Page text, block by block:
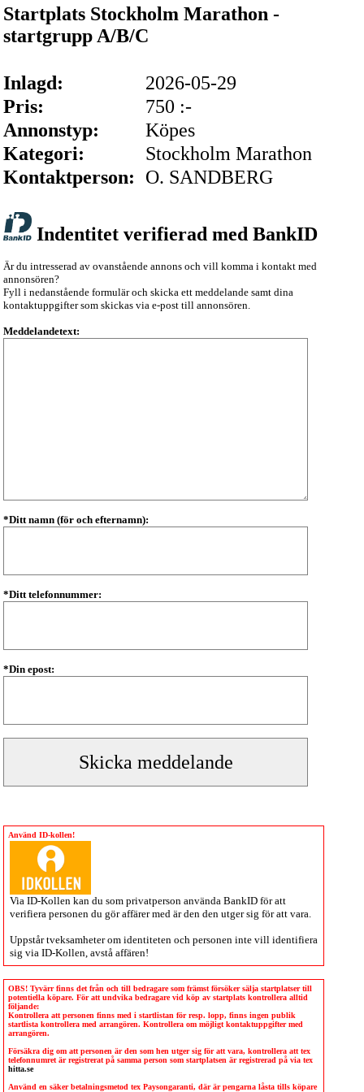
Startplats Stockholm Marathon -
startgrupp A/B/C
Inlagd:
2026-05-29
Pris:
750 :-
Annonstyp:
Köpes
Kategori:
Stockholm Marathon
Kontaktperson:
O. SANDBERG
Indentitet verifierad med BankID
Är du intresserad av ovanstående annons och vill komma i kontakt med
annonsören?
Fyll i nedanstående formulär och skicka ett meddelande samt dina
kontaktuppgifter som skickas via e-post till annonsören.
Meddelandetext:
*Ditt namn (för och efternamn):
*Ditt telefonnummer:
*Din epost:
Använd ID-kollen!
Via ID-Kollen kan du som privatperson använda BankID för att
verifiera personen du gör affärer med är den den utger sig för att vara.
Uppstår tveksamheter om identiteten och personen inte vill identifiera
sig via ID-Kollen , avstå affären!
OBS! Tyvärr finns det från och till bedragare som främst försöker sälja startplatser till
potentiella köpare. För att undvika bedragare vid köp av startplats kontrollera alltid
följande:
Kontrollera att personen finns med i startlistan för resp. lopp, finns ingen publik
startlista kontrollera med arrangören. Kontrollera om möjligt kontaktuppgifter med
arrangören.
Försäkra dig om att personen är den som hen utger sig för att vara, kontrollera att tex
telefonnumret är registrerat på samma person som startplatsen är registrerad på via tex
hitta.se
Använd en säker betalningsmetod tex Paysongaranti, där är pengarna låsta tills köpare